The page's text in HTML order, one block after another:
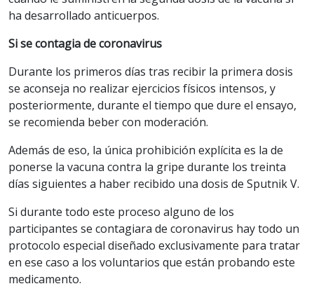
ha desarrollado anticuerpos.
Si se contagia de coronavirus
Durante los primeros días tras recibir la primera dosis
se aconseja no realizar ejercicios físicos intensos, y
posteriormente, durante el tiempo que dure el ensayo,
se recomienda beber con moderación.
Además de eso, la única prohibición explícita es la de
ponerse la vacuna contra la gripe durante los treinta
días siguientes a haber recibido una dosis de Sputnik V.
Si durante todo este proceso alguno de los
participantes se contagiara de coronavirus hay todo un
protocolo especial diseñado exclusivamente para tratar
en ese caso a los voluntarios que están probando este
medicamento.